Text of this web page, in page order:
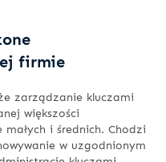
firmie
zarządzanie kluczami
większości
i średnich. Chodzi
w uzgodnionym